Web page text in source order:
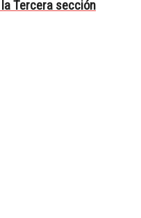
Tercera sección